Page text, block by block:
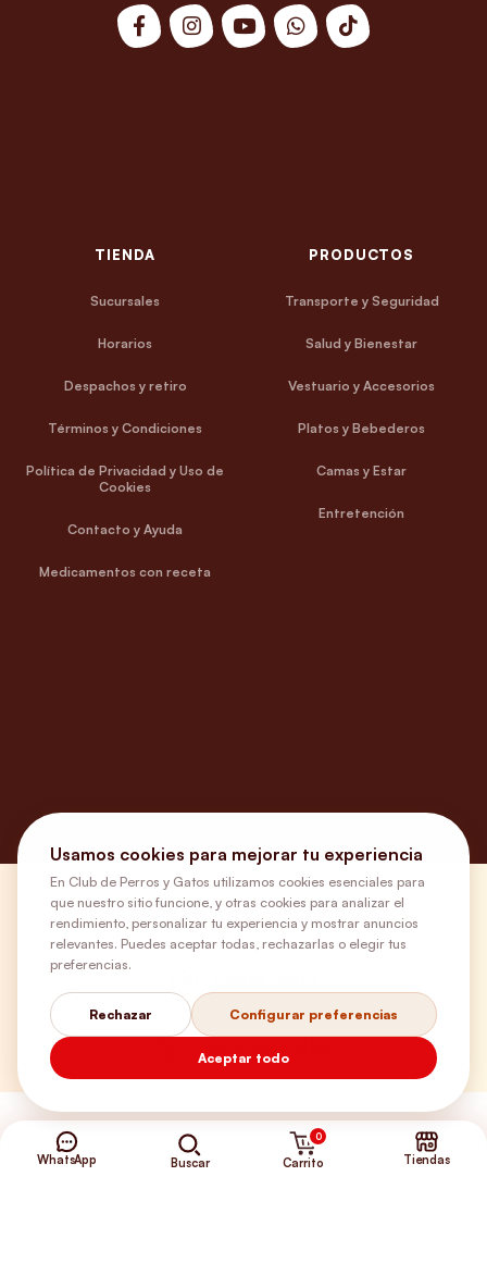
TIENDA
Sucursales
Horarios
Despachos y retiro
Términos y Condiciones
Política de Privacidad y Uso de
Cookies
Contacto y Ayuda
Medicamentos con receta
PRODUCTOS
Transporte y Seguridad
Salud y Bienestar
Vestuario y Accesorios
Platos y Bebederos
Camas y Estar
Entretención
¿Necesitas ayuda?
WhatsApp Buscar
0
Carrito Tiendas
Usamos cookies para mejorar tu experiencia
En Club de Perros y Gatos utilizamos cookies esenciales para
que nuestro sitio funcione, y otras cookies para analizar el
rendimiento, personalizar tu experiencia y mostrar anuncios
relevantes. Puedes aceptar todas, rechazarlas o elegir tus
preferencias.
Rechazar Configurar preferencias
Aceptar todo